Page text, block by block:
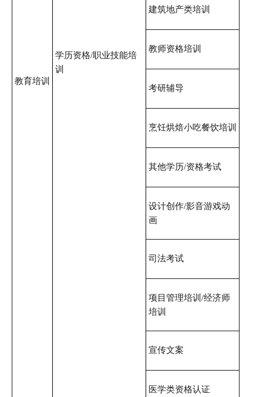
教育培训
学历资格/职业技能培
训
建筑地产类培训
教师资格培训
考研辅导
烹饪烘焙小吃餐饮培训
其他学历/资格考试
设计创作/影音游戏动
画
司法考试
项目管理培训/经济师
培训
宣传文案
医学类资格认证